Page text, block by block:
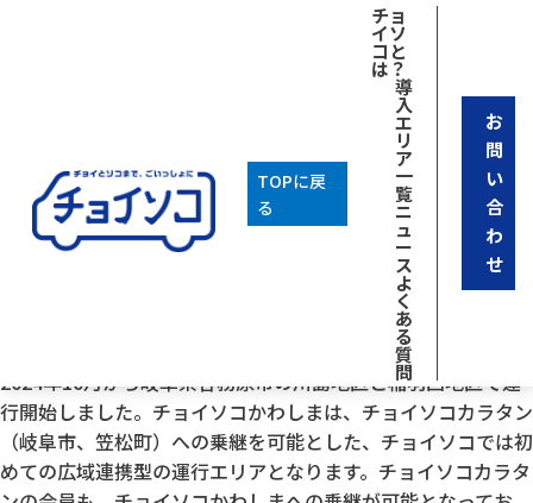
TOPに戻
る
チョ
イソ
コと
は？
導
入
エ
リ
ア
一
覧
ニ
ュ
ー
ス
よ
く
あ
る
質
問
お
問
い
合
わ
せ
2024年10月から岐阜県各務原市の川島地区と稲羽西地区で運
行開始しました。チョイソコかわしまは、チョイソコカラタン
（岐阜市、笠松町）への乗継を可能とした、チョイソコでは初
めての広域連携型の運行エリアとなります。チョイソコカラタ